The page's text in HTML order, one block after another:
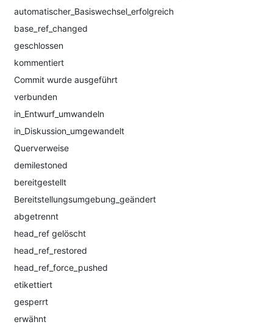
automatischer_Basiswechsel_erfolgreich
base_ref_changed
geschlossen
kommentiert
Commit wurde ausgeführt
verbunden
in_Entwurf_umwandeln
in_Diskussion_umgewandelt
Querverweise
demilestoned
bereitgestellt
Bereitstellungsumgebung_geändert
abgetrennt
head_ref gelöscht
head_ref_restored
head_ref_force_pushed
etikettiert
gesperrt
erwähnt